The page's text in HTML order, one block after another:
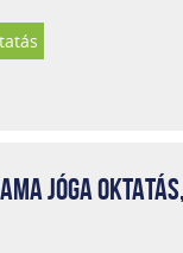
JÓGA